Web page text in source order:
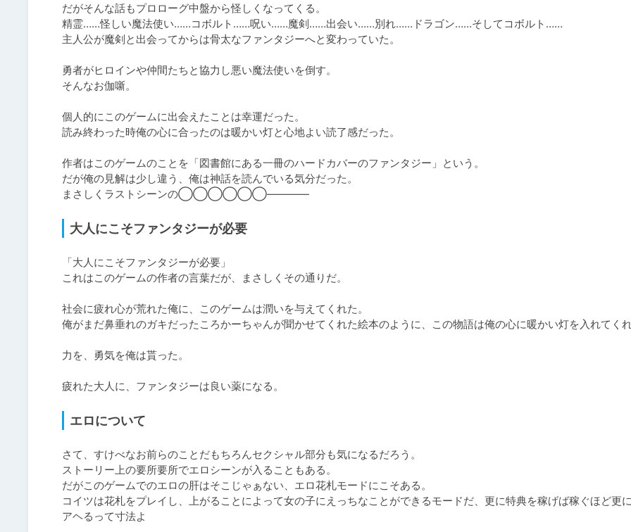
だがそんな話もプロローグ中盤から怪しくなってくる。
精霊……怪しい魔法使い……コボルト……呪い……魔剣……出会い……別れ……ドラゴン……そしてコボルト……
主人公が魔剣と出会ってからは骨太なファンタジーへと変わっていた。
勇者がヒロインや仲間たちと協力し悪い魔法使いを倒す。
そんなお伽噺。
個人的にこのゲームに出会えたことは幸運だった。
読み終わった時俺の心に合ったのは暖かい灯と心地よい読了感だった。
作者はこのゲームのことを「図書館にある一冊のハードカバーのファンタジー」という。
だが俺の見解は少し違う、俺は神話を読んでいる気分だった。
まさしくラストシーンの◯◯◯◯◯◯――――
大人にこそファンタジーが必要
「大人にこそファンタジーが必要」
これはこのゲームの作者の言葉だが、まさしくその通りだ。
社会に疲れ心が荒れた俺に、このゲームは潤いを与えてくれた。
俺がまだ鼻垂れのガキだったころかーちゃんが聞かせてくれた絵本のように、この物語は俺の心に暖かい灯を入れてく
力を、勇気を俺は貰った。
疲れた大人に、ファンタジーは良い薬になる。
エロについて
さて、すけべなお前らのことだもちろんセクシャル部分も気になるだろう。
ストーリー上の要所要所でエロシーンが入ることもある。
だがこのゲームでのエロの肝はそこじゃぁない、エロ花札モードにこそある。
コイツは花札をプレイし、上がることによって女の子にえっちなことができるモードだ、更に特典を稼げば稼ぐほど更
アヘるって寸法よ